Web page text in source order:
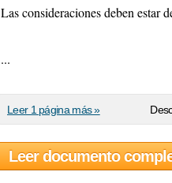
Las consideraciones deben estar
...
Leer 1 página más »
Leer documento